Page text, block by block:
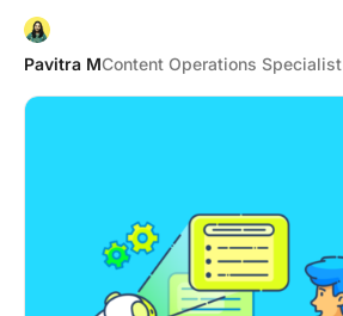
Pavitra MContent Operations Specialist